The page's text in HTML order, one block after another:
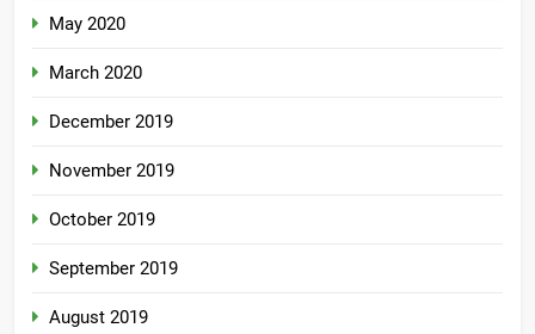
May 2020
March 2020
December 2019
November 2019
October 2019
September 2019
August 2019